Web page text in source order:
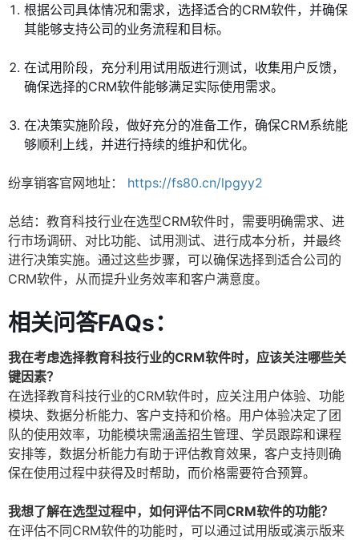
根据公司具体情况和需求，选择适合的CRM软件，并确保
其能够支持公司的业务流程和目标。
在试用阶段，充分利用试用版进行测试，收集用户反馈，
确保选择的CRM软件能够满足实际使用需求。
在决策实施阶段，做好充分的准备工作，确保CRM系统能
够顺利上线，并进行持续的维护和优化。
纷享销客官网地址： https://fs80.cn/lpgyy2
总结：教育科技行业在选型CRM软件时，需要明确需求、进
行市场调研、对比功能、试用测试、进行成本分析，并最终
进行决策实施。通过这些步骤，可以确保选择到适合公司的
CRM软件，从而提升业务效率和客户满意度。
相关问答FAQs：
我在考虑选择教育科技行业的CRM软件时，应该关注哪些关
键因素？
在选择教育科技行业的CRM软件时，应关注用户体验、功能
模块、数据分析能力、客户支持和价格。用户体验决定了团
队的使用效率，功能模块需涵盖招生管理、学员跟踪和课程
安排等，数据分析能力有助于评估教育效果，客户支持则确
保在使用过程中获得及时帮助，而价格需要符合预算。
我想了解在选型过程中，如何评估不同CRM软件的功能？
在评估不同CRM软件的功能时，可以通过试用版或演示版来